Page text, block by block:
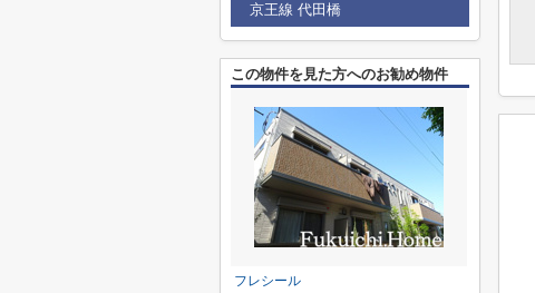
京王線 代田橋
この物件を見た方へのお勧め物件
フレシール